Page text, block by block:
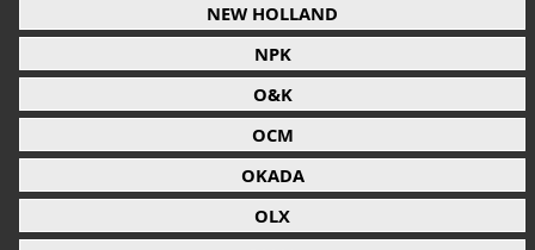
NEW HOLLAND
NPK
O&K
OCM
OKADA
OLX